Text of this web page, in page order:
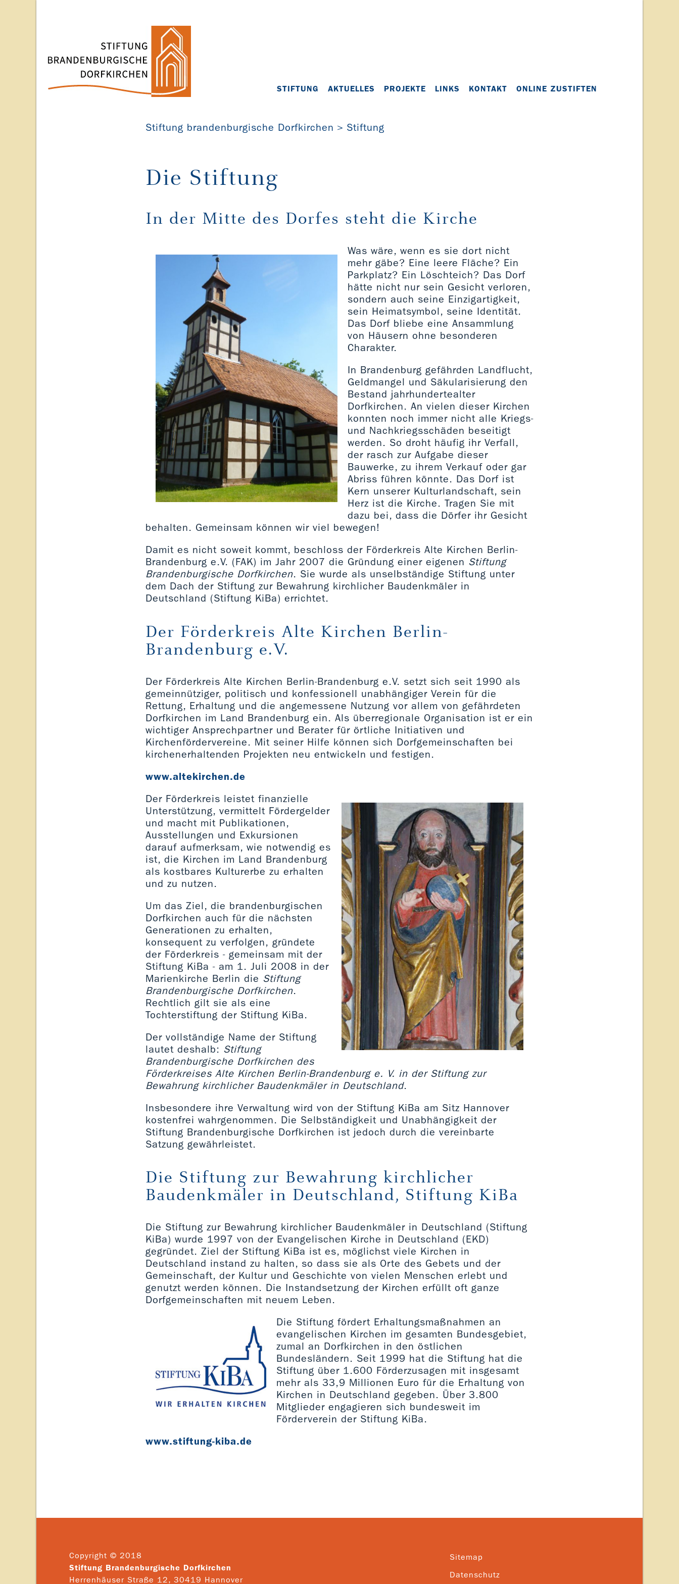
STIFTUNG AKTUELLES PROJEKTE LINKS KONTAKT ONLINE ZUSTIFTEN
Stiftung brandenburgische Dorfkirchen Stiftung
Die Stiftung
In der Mitte des Dorfes steht die Kirche
Was wäre, wenn es sie dort nicht
mehr gäbe? Eine leere Fläche? Ein
Parkplatz? Ein Löschteich? Das Dorf
hätte nicht nur sein Gesicht verloren,
sondern auch seine Einzigartigkeit,
sein Heimatsymbol, seine Identität.
Das Dorf bliebe eine Ansammlung
von Häusern ohne besonderen
Charakter.
In Brandenburg gefährden Landflucht,
Geldmangel und Säkularisierung den
Bestand jahrhundertealter
Dorfkirchen. An vielen dieser Kirchen
konnten noch immer nicht alle Kriegs-
und Nachkriegsschäden beseitigt
werden. So droht häufig ihr Verfall,
der rasch zur Aufgabe dieser
Bauwerke, zu ihrem Verkauf oder gar
Abriss führen könnte. Das Dorf ist
Kern unserer Kulturlandschaft, sein
Herz ist die Kirche. Tragen Sie mit
dazu bei, dass die Dörfer ihr Gesicht
behalten. Gemeinsam können wir viel bewegen!
Damit es nicht soweit kommt, beschloss der Förderkreis Alte Kirchen Berlin-
Brandenburg e.V. (FAK) im Jahr 2007 die Gründung einer eigenen Stiftung
Brandenburgische Dorfkirchen. Sie wurde als unselbständige Stiftung unter
dem Dach der Stiftung zur Bewahrung kirchlicher Baudenkmäler in
Deutschland (Stiftung KiBa) errichtet.
Der Förderkreis Alte Kirchen Berlin-
Brandenburg e.V.
Der Förderkreis Alte Kirchen Berlin-Brandenburg e.V. setzt sich seit 1990 als
gemeinnütziger, politisch und konfessionell unabhängiger Verein für die
Rettung, Erhaltung und die angemessene Nutzung vor allem von gefährdeten
Dorfkirchen im Land Brandenburg ein. Als überregionale Organisation ist er ein
wichtiger Ansprechpartner und Berater für örtliche Initiativen und
Kirchenfördervereine. Mit seiner Hilfe können sich Dorfgemeinschaften bei
kirchenerhaltenden Projekten neu entwickeln und festigen.
www.altekirchen.de
Der Förderkreis leistet finanzielle
Unterstützung, vermittelt Fördergelder
und macht mit Publikationen,
Ausstellungen und Exkursionen
darauf aufmerksam, wie notwendig es
ist, die Kirchen im Land Brandenburg
als kostbares Kulturerbe zu erhalten
und zu nutzen.
Um das Ziel, die brandenburgischen
Dorfkirchen auch für die nächsten
Generationen zu erhalten,
konsequent zu verfolgen, gründete
der Förderkreis - gemeinsam mit der
Stiftung KiBa - am 1. Juli 2008 in der
Marienkirche Berlin die Stiftung
Brandenburgische Dorfkirchen.
Rechtlich gilt sie als eine
Tochterstiftung der Stiftung KiBa.
Der vollständige Name der Stiftung
lautet deshalb: Stiftung
Brandenburgische Dorfkirchen des
Förderkreises Alte Kirchen Berlin-Brandenburg e. V. in der Stiftung zur
Bewahrung kirchlicher Baudenkmäler in Deutschland.
Insbesondere ihre Verwaltung wird von der Stiftung KiBa am Sitz Hannover
kostenfrei wahrgenommen. Die Selbständigkeit und Unabhängigkeit der
Stiftung Brandenburgische Dorfkirchen ist jedoch durch die vereinbarte
Satzung gewährleistet.
Die Stiftung zur Bewahrung kirchlicher
Baudenkmäler in Deutschland, Stiftung KiBa
Die Stiftung zur Bewahrung kirchlicher Baudenkmäler in Deutschland (Stiftung
KiBa) wurde 1997 von der Evangelischen Kirche in Deutschland (EKD)
gegründet. Ziel der Stiftung KiBa ist es, möglichst viele Kirchen in
Deutschland instand zu halten, so dass sie als Orte des Gebets und der
Gemeinschaft, der Kultur und Geschichte von vielen Menschen erlebt und
genutzt werden können. Die Instandsetzung der Kirchen erfüllt oft ganze
Dorfgemeinschaften mit neuem Leben.
Die Stiftung fördert Erhaltungsmaßnahmen an
evangelischen Kirchen im gesamten Bundesgebiet,
zumal an Dorfkirchen in den östlichen
Bundesländern. Seit 1999 hat die Stiftung hat die
Stiftung über 1.600 Förderzusagen mit insgesamt
mehr als 33,9 Millionen Euro für die Erhaltung von
Kirchen in Deutschland gegeben. Über 3.800
Mitglieder engagieren sich bundesweit im
Förderverein der Stiftung KiBa.
www.stiftung-kiba.de
Copyright © 2018
Stiftung Brandenburgische Dorfkirchen
Herrenhäuser Straße 12, 30419 Hannover
Sitemap
Datenschutz